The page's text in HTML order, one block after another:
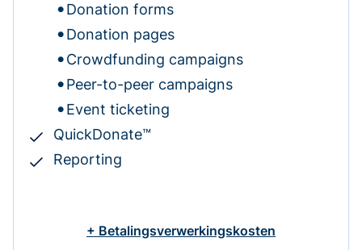
Donation forms
Donation pages
Crowdfunding campaigns
Peer-to-peer campaigns
Event ticketing
QuickDonate™
Reporting
+ Betalingsverwerkingskosten